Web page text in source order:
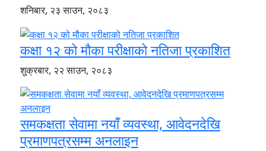
शनिबार, २३ साउन, २०८३
कक्षा १२ को मौका परीक्षाको नतिजा प्रकाशित
शुक्रबार, २२ साउन, २०८३
समकक्षता सेवामा नयाँ व्यवस्था, आवेदनदेखि
प्रमाणपत्रसम्म अनलाइन